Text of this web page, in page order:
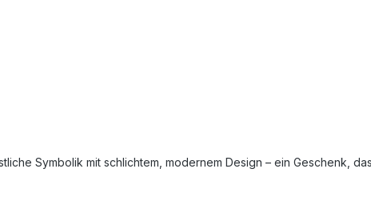
Symbolik mit schlichtem, modernem Design – ein Geschenk,